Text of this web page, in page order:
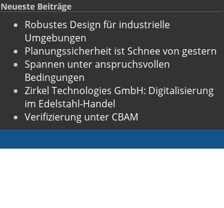
Neueste Beiträge
Robustes Design für industrielle
Umgebungen
Planungssicherheit ist Schnee von gestern
Spannen unter anspruchsvollen
Bedingungen
Zirkel Technologies GmbH: Digitalisierung
im Edelstahl-Handel
Verifizierung unter CBAM